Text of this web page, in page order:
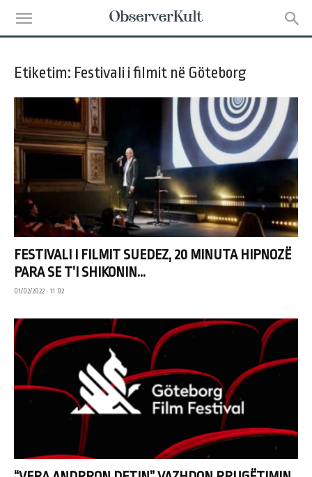
Etiketim: Festivali i filmit në Göteborg
FESTIVALI I FILMIT SUEDEZ, 20 MINUTA HIPNOZË
PARA SE T’I SHIKONIN...
01/02/2022 • 11:02